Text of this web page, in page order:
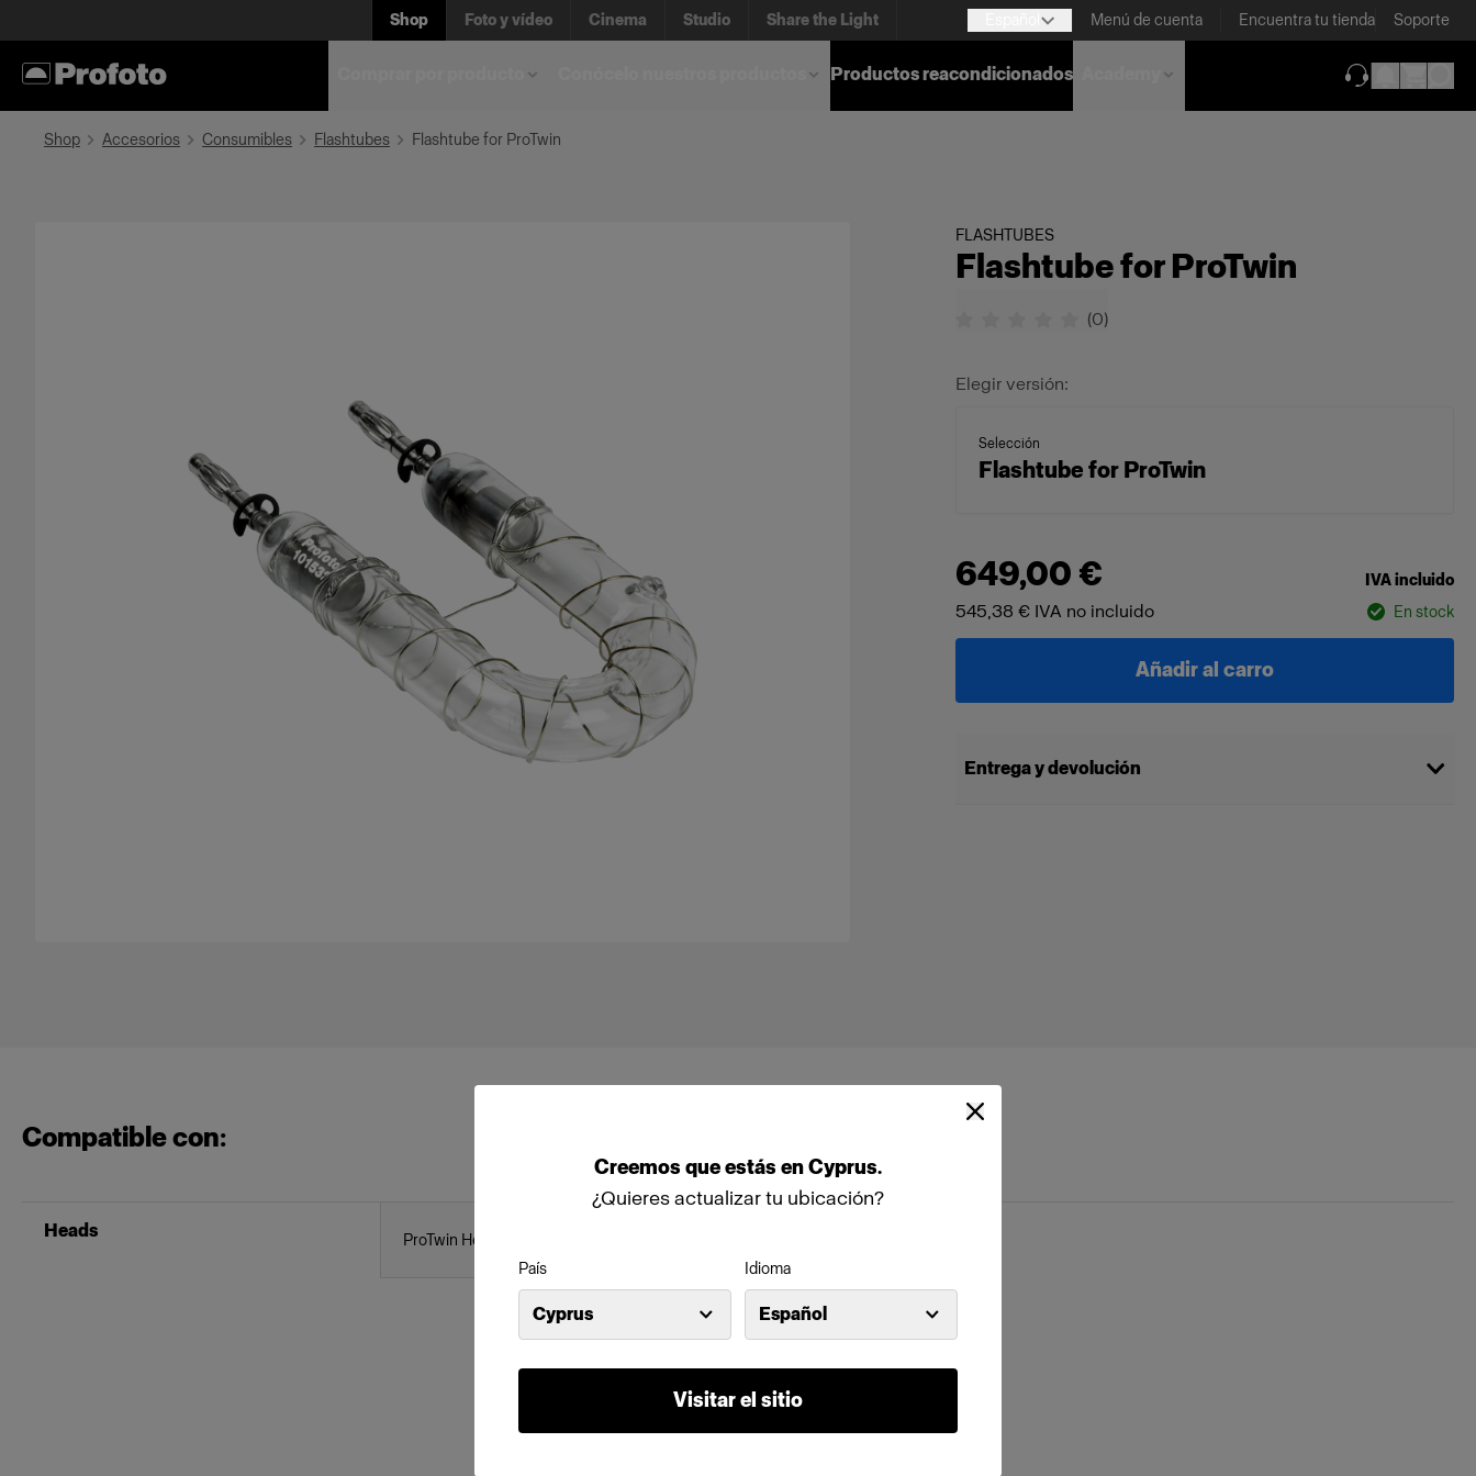
Creemos queestás enCyprus.
¿Quieres actualizar tu ubicación?
País
Cyprus
Idioma
Español
Visitar el sitio
Shop Foto y vídeo Cinema Studio Share the Light Menú de cuenta Encuentra tu tienda Soporte
Productos reacondicionados
Shop Accesorios Consumibles Flashtubes Flashtube for ProTwin
FLASHTUBES
Flashtube for ProTwin
(0)
Elegir versión:
Selección
Flashtube for ProTwin
649,00 € IVA incluido
545,38 € IVA no incluido En stock
Añadir al carro
Entrega y devolución
Compatible con:
Heads ProTwin Head